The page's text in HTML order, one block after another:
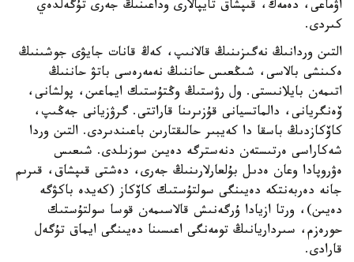
اۋماعى، دەمەك، قىپشاق تايپالارى وداعىنىڭ جەرى تۇگەلدەي
كىردى.
التىن وردانىڭ نەگىزىنىڭ قالانىپ، كەڭ قانات جايۋى جوشىنىڭ
ەكىنشى بالاسى، شىڭعىس حاننىڭ نەمەرەسى باتۋ حاننىڭ
اتىمەن بايلانىستى. ول رۋستىڭ وڭتۇستىك ايماعىن، پولشانى،
ۆەنگريانى، دالماتسيانى قۇزىرىنا قاراتتى. گرۋزيانى جەڭىپ،
كاۆكازدىڭ باسقا دا كەيبىر حالىقتارىن باعىندىردى. التىن وردا
شەكاراسى ەرتىستەن دنەسترگە دەيىن سوزىلدى. شىعىس
ەۋروپادا وعان ەدىل بۇلعارلارىنىڭ جەرى، دەشتى قىپشاق، قىرىم
جانە دەربەنتكە دەيىنگى سولتۇستىك كاۆكاز (كەيدە باكۋگە
دەيىن)، ورتا ازيادا ۇرگەنىش قالاسىمەن قوسا سولتۇستىك
حورەزم، سىرداريانىڭ تومەنگى اعىسىنا دەيىنگى ايماق تۇگەل
قارادى.